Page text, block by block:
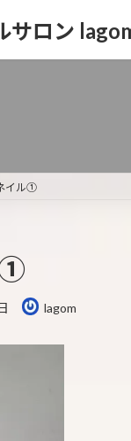
サロン
イル①
①
lagom